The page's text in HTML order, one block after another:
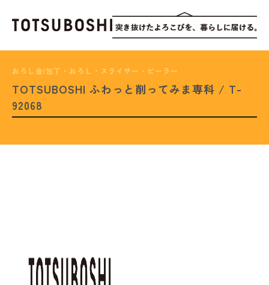
おろし金|包丁・おろし・スライサー・ピーラー
TOTSUBOSHI ふわっと削ってみま専科 / T-
92068